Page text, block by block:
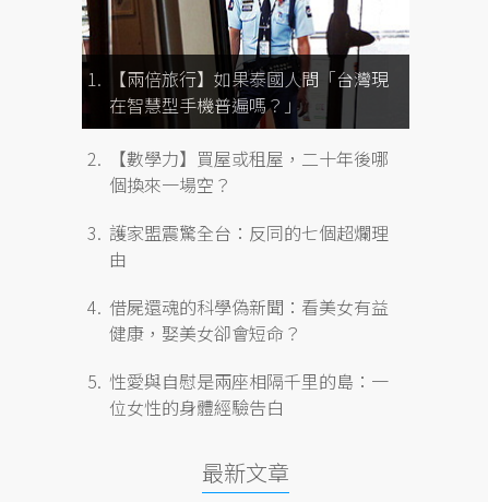
【兩倍旅行】如果泰國人問「台灣現
在智慧型手機普遍嗎？」
【數學力】買屋或租屋，二十年後哪
個換來一場空？
護家盟震驚全台：反同的七個超爛理
由
借屍還魂的科學偽新聞：看美女有益
健康，娶美女卻會短命？
性愛與自慰是兩座相隔千里的島：一
位女性的身體經驗告白
最新文章